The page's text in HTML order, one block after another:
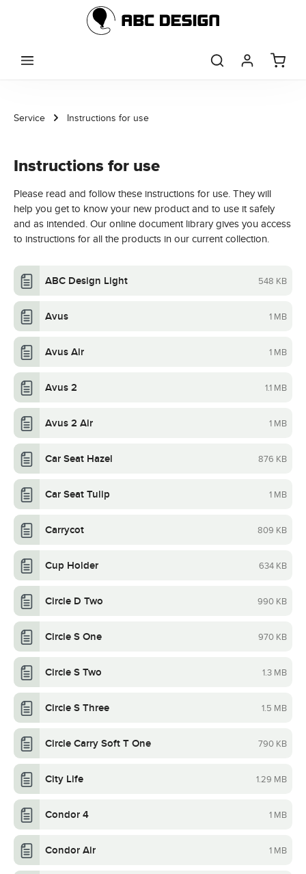
Skip to main content
Service Instructions for use
Instructions for use
Please read and follow these instructions for use. They will
help you get to know your new product and to use it safely
and as intended. Our online document library gives you access
to instructions for all the products in our current collection.
ABC Design Light 548 KB
Avus 1 MB
Avus Air 1 MB
Avus 2 1.1 MB
Avus 2 Air 1 MB
Car Seat Hazel 876 KB
Car Seat Tulip 1 MB
Carrycot 809 KB
Cup Holder 634 KB
Circle D Two 990 KB
Circle S One 970 KB
Circle S Two 1.3 MB
Circle S Three 1.5 MB
Circle Carry Soft T One 790 KB
City Life 1.29 MB
Condor 4 1 MB
Condor Air 1 MB